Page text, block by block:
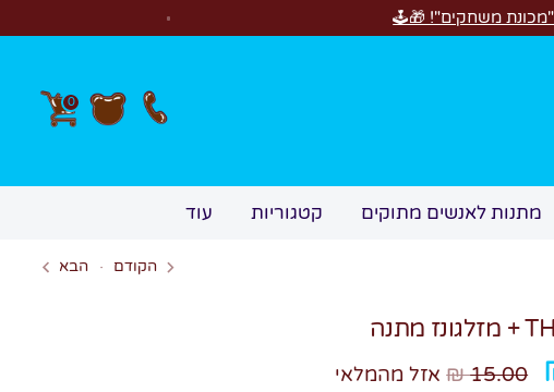
0
מתנות לאנשים מתוקים קטגוריות עוד
הקודם הבא
רגיל
15.00 ₪ אזל מהמלאי